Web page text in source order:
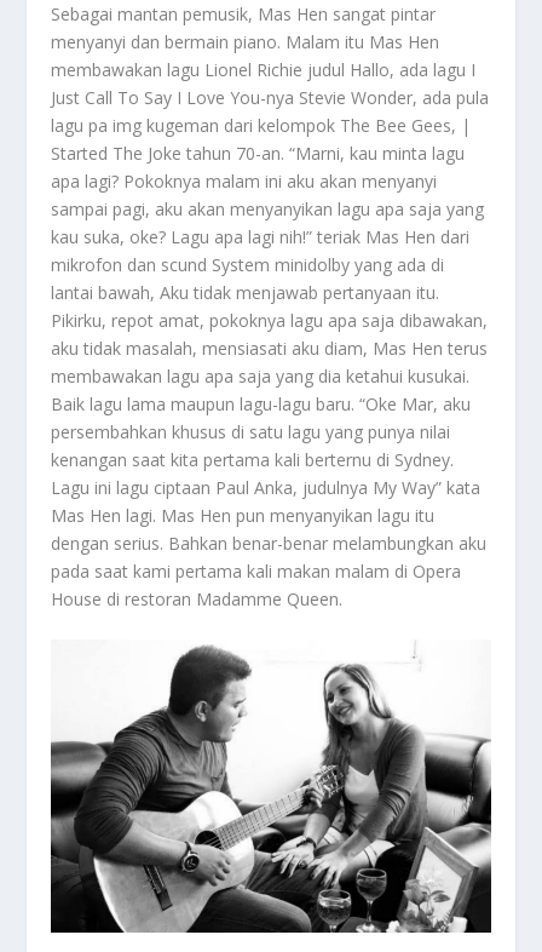
Sebagai mantan pemusik, Mas Hen sangat pintar
menyanyi dan bermain piano. Malam itu Mas Hen
membawakan lagu Lionel Richie judul Hallo, ada lagu I
Just Call To Say I Love You-nya Stevie Wonder, ada pula
lagu pa img kugeman dari kelompok The Bee Gees, |
Started The Joke tahun 70-an. “Marni, kau minta lagu
apa lagi? Pokoknya malam ini aku akan menyanyi
sampai pagi, aku akan menyanyikan lagu apa saja yang
kau suka, oke? Lagu apa lagi nih!” teriak Mas Hen dari
mikrofon dan scund System minidolby yang ada di
lantai bawah, Aku tidak menjawab pertanyaan itu.
Pikirku, repot amat, pokoknya lagu apa saja dibawakan,
aku tidak masalah, mensiasati aku diam, Mas Hen terus
membawakan lagu apa saja yang dia ketahui kusukai.
Baik lagu lama maupun lagu-lagu baru. “Oke Mar, aku
persembahkan khusus di satu lagu yang punya nilai
kenangan saat kita pertama kali berternu di Sydney.
Lagu ini lagu ciptaan Paul Anka, judulnya My Way” kata
Mas Hen lagi. Mas Hen pun menyanyikan lagu itu
dengan serius. Bahkan benar-benar melambungkan aku
pada saat kami pertama kali makan malam di Opera
House di restoran Madamme Queen.